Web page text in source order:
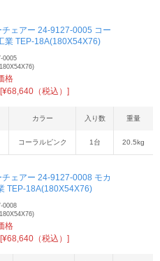
ェアー 24-9127-0005 コー
業 TEP-18A(180X54X76)
0005
格
[¥68,640（税込）]
カラー 入り数 重量
コーラルピンク 1台 20.5kg
ェアー 24-9127-0008 モカ
TEP-18A(180X54X76)
0008
格
[¥68,640（税込）]